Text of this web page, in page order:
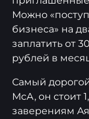
Можно
бизнеса» на
заплатить от
рублей в
Самый
МсА, он стоит
заверениям